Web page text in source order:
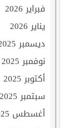
فبراير 2026
يناير 2026
ديسمبر 2025
نوفمبر 2025
أكتوبر 2025
سبتمبر 2025
أغسطس 2025